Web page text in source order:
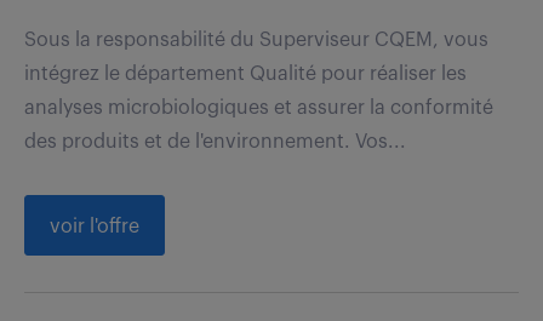
Sous la responsabilité du Superviseur CQEM, vous
intégrez le département Qualité pour réaliser les
analyses microbiologiques et assurer la conformité
des produits et de l'environnement. Vos...
voir l'offre